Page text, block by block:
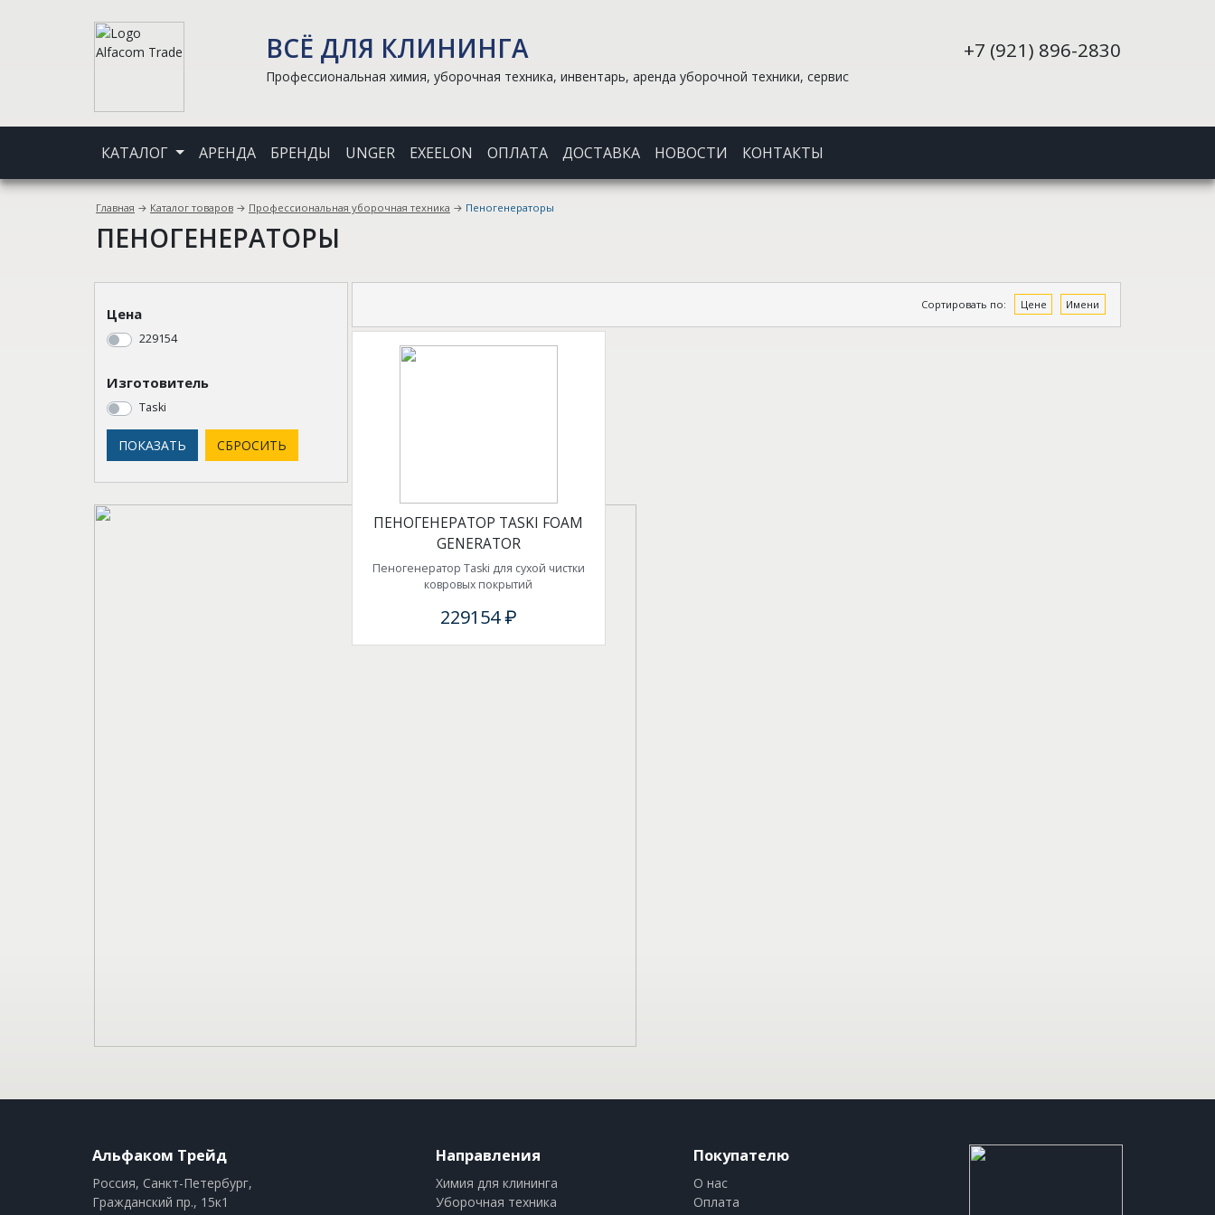
ВСЁ ДЛЯ КЛИНИНГА
Профессиональная химия, уборочная техника, инвентарь, аренда уборочной техники, сервис
+7 (921) 896-2830
КАТАЛОГ АРЕНДА БРЕНДЫ UNGER EXEELON ОПЛАТА ДОСТАВКА НОВОСТИ КОНТАКТЫ
Главная → Каталог товаров → Профессиональная уборочная техника → Пеногенераторы
ПЕНОГЕНЕРАТОРЫ
Цена
229154
Изготовитель
Taski
Сортировать по: Цене Имени
ПЕНОГЕНЕРАТОР TASKI FOAM
GENERATOR
Пеногенератор Taski для сухой чистки
ковровых покрытий
229154 ₽
Альфаком Трейд
Россия, Санкт-Петербург,
Гражданский пр., 15к1
Направления
Химия для клининга
Уборочная техника
Покупателю
О нас
Оплата